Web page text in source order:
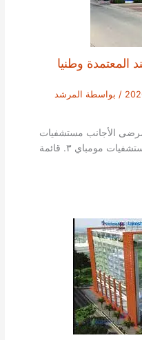
المعتمدة وطنيا
/ بواسطة المرشد
يفضل المرضى الأجانب مستشفيات
الهند على غيرها؟ ٢. قائمة افضل مستشفيات مومباي ٣. قائمة